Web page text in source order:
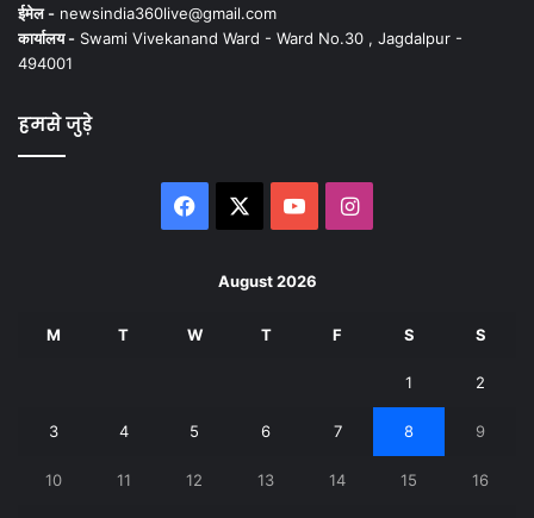
ईमेल - newsindia360live@gmail.com
कार्यालय - Swami Vivekanand Ward - Ward No.30 , Jagdalpur -
494001
हमसे जुड़े
Facebook YouTubeInstagram
August 2026
M T W T F S S
1 2
3 4 5 6 7 8 9
10 11 12 13 14 15 16